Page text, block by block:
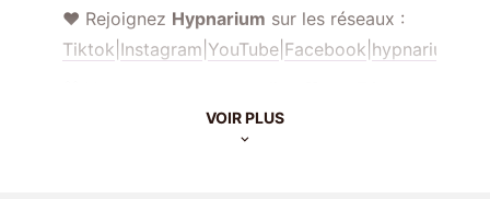
❤️ Rejoignez Hypnarium sur les réseaux :
Tiktok|Instagram|YouTube|Facebook|
pour booster la confiance
VOIR PLUS